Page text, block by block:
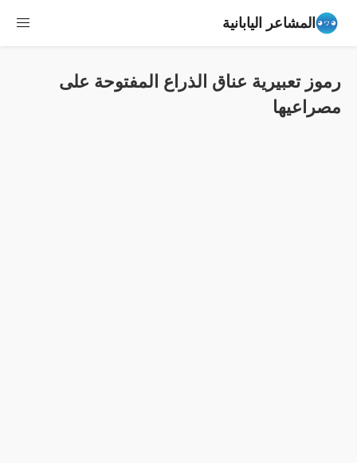
المشاعر اليابانية
رموز تعبيرية عناق الذراع المفتوحة على
مصراعيها